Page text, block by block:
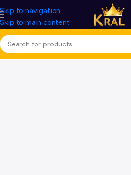
Skip to navigation
Skip to main content